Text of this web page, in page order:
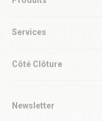
Services
Côté Clôture
Newsletter